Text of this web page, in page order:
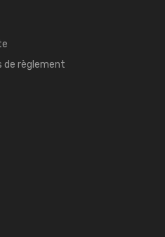
de règlement